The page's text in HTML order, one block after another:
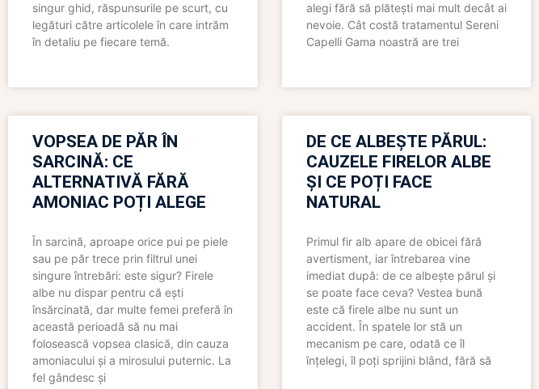
singur ghid, răspunsurile pe scurt, cu
legături către articolele în care intrăm
în detaliu pe fiecare temă.
alegi fără să plătești mai mult decât ai
nevoie. Cât costă tratamentul Sereni
Capelli Gama noastră are trei
VOPSEA DE PĂR ÎN
SARCINĂ: CE
ALTERNATIVĂ FĂRĂ
AMONIAC POȚI ALEGE
În sarcină, aproape orice pui pe piele
sau pe păr trece prin filtrul unei
singure întrebări: este sigur? Firele
albe nu dispar pentru că ești
însărcinată, dar multe femei preferă în
această perioadă să nu mai
folosească vopsea clasică, din cauza
amoniacului și a mirosului puternic. La
fel gândesc și
DE CE ALBEȘTE PĂRUL:
CAUZELE FIRELOR ALBE
ȘI CE POȚI FACE
NATURAL
Primul fir alb apare de obicei fără
avertisment, iar întrebarea vine
imediat după: de ce albește părul și
se poate face ceva? Vestea bună
este că firele albe nu sunt un
accident. În spatele lor stă un
mecanism pe care, odată ce îl
înțelegi, îl poți sprijini blând, fără să